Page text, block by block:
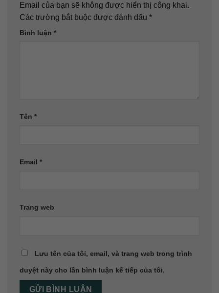
Email của bạn sẽ không được hiển thị công khai.
Các trường bắt buộc được đánh dấu *
Bình luận *
Tên *
Email *
Trang web
Lưu tên của tôi, email, và trang web trong trình
duyệt này cho lần bình luận kế tiếp của tôi.